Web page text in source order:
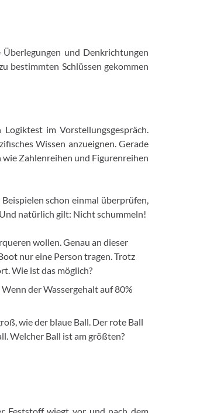
und Denkrichtungen
bestimmten Schlüssen gekommen
im Vorstellungsgespräch.
Wissen anzueignen. Gerade
Zahlenreihen und Figurenreihen
schon einmal überprüfen,
natürlich gilt: Nicht schummeln!
wollen. Genau an dieser
nur eine Person tragen. Trotz
Wie ist das möglich?
der Wassergehalt auf 80%
wie der blaue Ball. Der rote Ball
Welcher Ball ist am größten?